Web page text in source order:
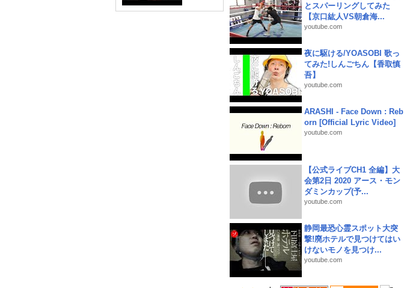
とスパーリングしてみた
【京口紘人VS朝倉海...
youtube.com
夜に駆ける/YOASOBI 歌っ
てみた!しんごちん【香取慎
吾】
youtube.com
ARASHI - Face Down : Reb
orn [Official Lyric Video]
youtube.com
【公式ライブCH1 全編】大
会第2日 2020 アース・モン
ダミンカップ(予...
youtube.com
静岡最恐心霊スポット大突
撃!廃ホテルで見つけてはい
けないモノを見つけ...
youtube.com